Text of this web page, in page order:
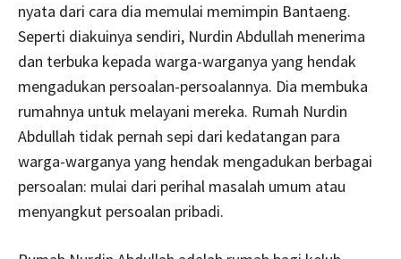
nyata dari cara dia memulai memimpin Bantaeng.
Seperti diakuinya sendiri, Nurdin Abdullah menerima
dan terbuka kepada warga-warganya yang hendak
mengadukan persoalan-persoalannya. Dia membuka
rumahnya untuk melayani mereka. Rumah Nurdin
Abdullah tidak pernah sepi dari kedatangan para
warga-warganya yang hendak mengadukan berbagai
persoalan: mulai dari perihal masalah umum atau
menyangkut persoalan pribadi.